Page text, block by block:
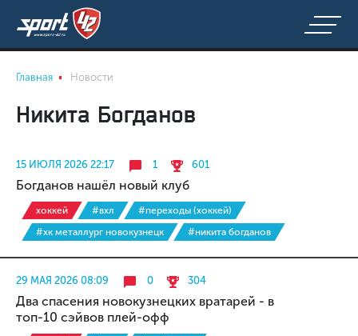
Главная Новости
Никита Богданов
15 ИЮЛЯ 2026 22:17 1 601
Богданов нашёл новый клуб
хоккей #вхл
#переходы (хоккей)
#хк металлург новокузнецк
#никита богданов
29 МАЯ 2026 08:09 0 304
Два спасения новокузнецких вратарей - в
топ-10 сэйвов плей-офф